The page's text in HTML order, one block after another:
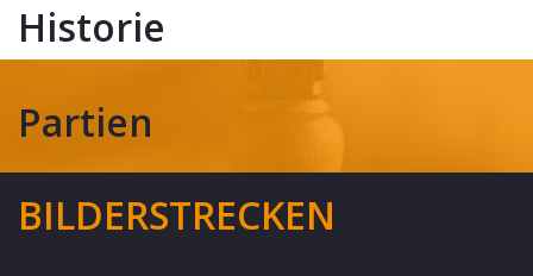
Historie
Partien
BILDERSTRECKEN